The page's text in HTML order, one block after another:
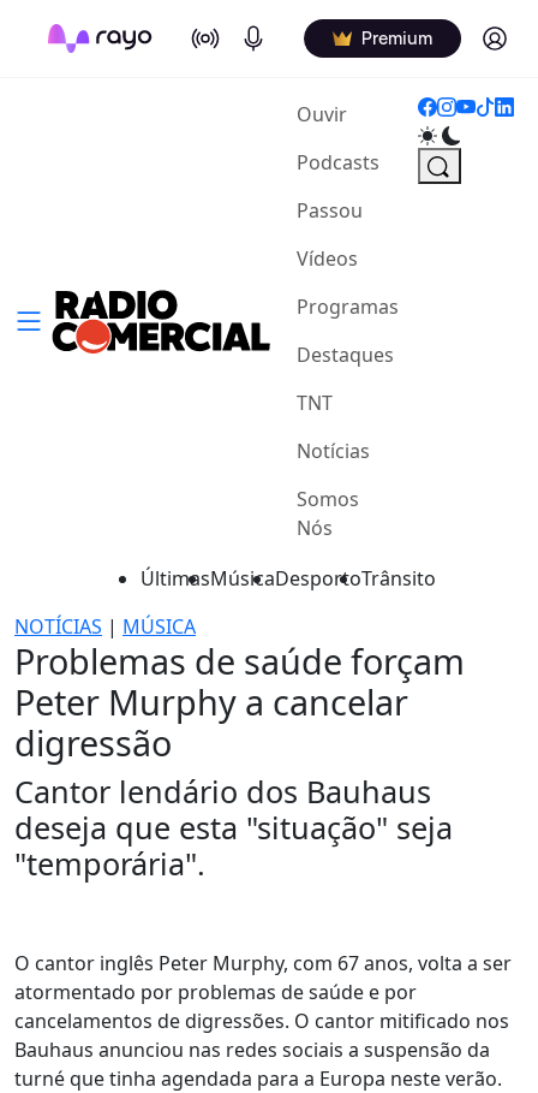
On Air Podcasts Premium Log in
Ouvir(current)
Podcasts
Passou
Vídeos
Programas
Destaques
TNT
Notícias
Somos
Nós
ÚltimasMúsicaDesportoTrânsito
NOTÍCIAS | MÚSICA
Problemas de saúde forçam
Peter Murphy a cancelar
digressão
Cantor lendário dos Bauhaus
deseja que esta "situação" seja
"temporária".
O cantor inglês Peter Murphy, com 67 anos, volta a ser
atormentado por problemas de saúde e por
cancelamentos de digressões. O cantor mitificado nos
Bauhaus anunciou nas redes sociais a suspensão da
turné que tinha agendada para a Europa neste verão.